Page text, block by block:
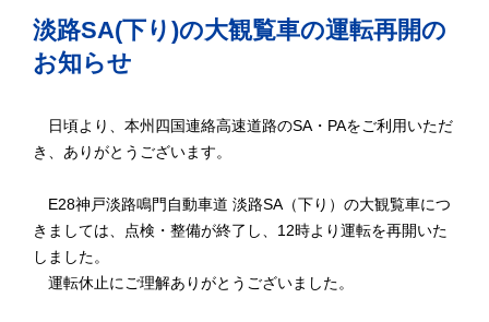
淡路SA(下り)の大観覧車の運転再開の
お知らせ
日頃より、本州四国連絡高速道路のSA・PAをご利用いただ
き、ありがとうございます。
E28神戸淡路鳴門自動車道 淡路SA（下り）の大観覧車につ
きましては、点検・整備が終了し、12時より運転を再開いた
しました。
運転休止にご理解ありがとうございました。